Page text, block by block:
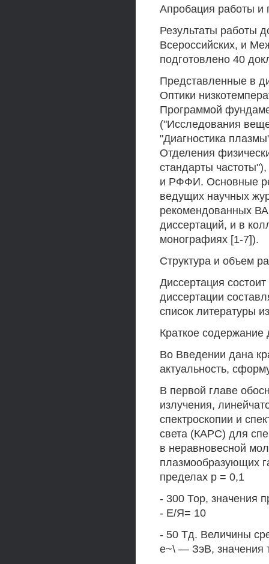
Апробация работы и
Результаты работы
Всероссийских, и
подготовлено 40
Представленные в
Оптики
Программой
("Исследования
"Диагностика
Отделения
стандарты
и РФФИ. Основные
ведущих научных
рекомендованных
диссертаций, и в
монографиях [1-7]).
Структура и объем
Диссертация
диссертации
список литературы
Краткое содержание
Во Введении дана
актуальность,
В первой главе
излучения,
спектроскопии и
света (КАРС) для
в неравновесной
плазмообразующих
пределах р = 0,1
- 300 Тор, значения
- Е/Я= 10
- 50 Тд. Величины
е~\ — ЗэВ, значения